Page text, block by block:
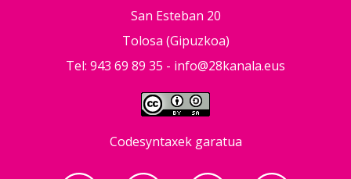
San Esteban 20
Tolosa (Gipuzkoa)
Tel: 943 69 89 35 - info@28kanala.eus
Codesyntaxek garatua